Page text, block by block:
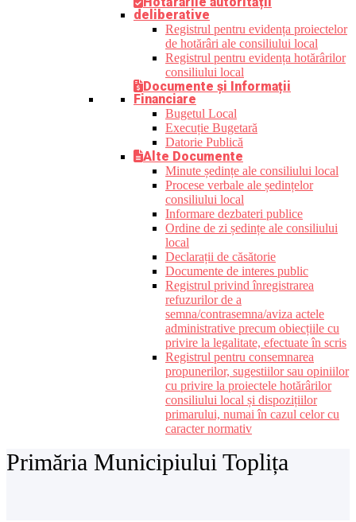
deliberative
Registrul pentru evidența proiectelor
de hotărâri ale consiliului local
Registrul pentru evidența hotărârilor
consiliului local
Documente și Informații
Financiare
Bugetul Local
Execuție Bugetară
Datorie Publică
Alte Documente
Minute ședințe ale consiliului local
Procese verbale ale ședințelor
consiliului local
Informare dezbateri publice
Ordine de zi ședințe ale consiliului
local
Declarații de căsătorie
Documente de interes public
Registrul privind înregistrarea
refuzurilor de a
semna/contrasemna/aviza actele
administrative precum obiecțiile cu
privire la legalitate, efectuate în scris
Registrul pentru consemnarea
propunerilor, sugestiilor sau opiniilor
cu privire la proiectele hotărârilor
consiliului local și dispozițiilor
primarului, numai în cazul celor cu
caracter normativ
Primăria Municipiului Toplița